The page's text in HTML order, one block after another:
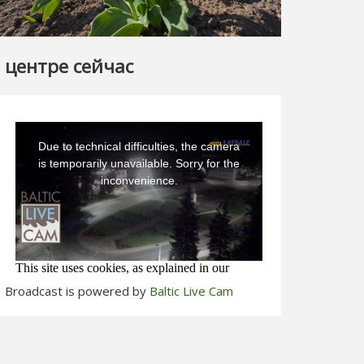
сейчас
Broadcast is powered by Baltic Live Cam